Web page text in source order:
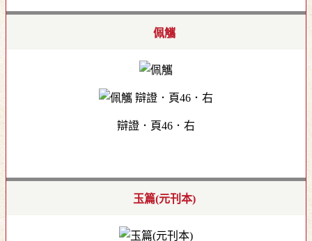
佩觿
辯證．頁46．右
玉篇(元刊本)